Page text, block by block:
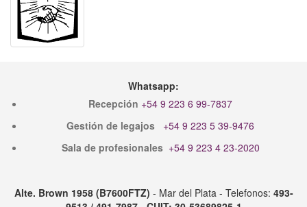
Whatsapp:
Recepción +54 9 223 6 99-7837
Gestión de legajos
+54 9 223 5 39-9476
Sala de profesionales +54 9 223 4 23-2020
Alte. Brown 1958 (B7600FTZ) - Mar del Plata - Telefonos: 493-